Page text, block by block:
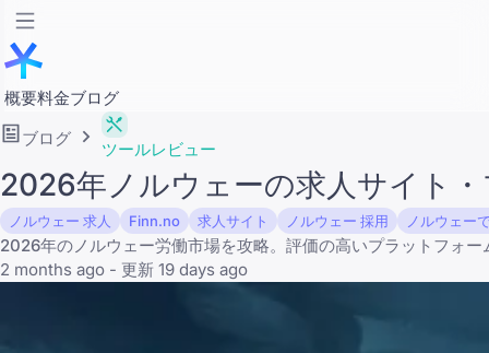
概要料金ブログ
ブログ
ツールレビュー
2026年ノルウェーの求人サイト
ノルウェー 求人 Finn.no 求人サイト ノルウェー 採用 ノルウェー
2026年のノルウェー労働市場を攻略。評価の高いプラットフォ
2 months ago - 更新 19 days ago